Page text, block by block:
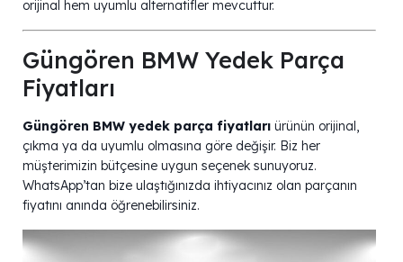
orijinal hem uyumlu alternatifler mevcuttur.
Güngören BMW Yedek Parça
Fiyatları
Güngören BMW yedek parça fiyatları ürünün orijinal,
çıkma ya da uyumlu olmasına göre değişir. Biz her
müşterimizin bütçesine uygun seçenek sunuyoruz.
WhatsApp’tan bize ulaştığınızda ihtiyacınız olan parçanın
fiyatını anında öğrenebilirsiniz.